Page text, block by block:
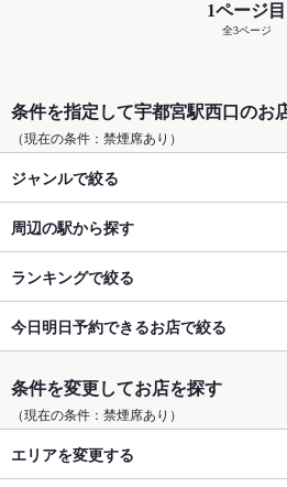
1ページ目
全3ページ
条件を指定して宇都宮駅西口のお
（現在の条件：禁煙席あり）
ジャンルで絞る
周辺の駅から探す
ランキングで絞る
今日明日予約できるお店で絞る
条件を変更してお店を探す
（現在の条件：禁煙席あり）
エリアを変更する